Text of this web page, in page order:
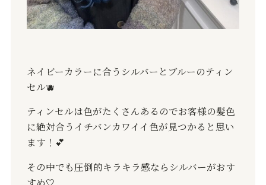
ネイビーカラーに合うシルバーとブルーのティン
セル🫐
ティンセルは色がたくさんあるのでお客様の髪色
に絶対合うイチバンカワイイ色が見つかると思い
ます！ 💕
その中でも圧倒的キラキラ感ならシルバーがおす
すめ🤍